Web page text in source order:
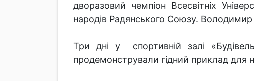
дворазовий чемпіон Всесвітніх
народів Радянського Союзу.
Три дні у спортивній залі
продемонстрували гідний приклад для